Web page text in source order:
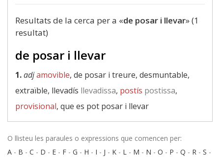
Resultats de la cerca per a «de posar i llevar» (1
resultat)
de posar i llevar
1.adjamovible, de posar i treure, desmuntable,
extraïble, llevadís llevadissa, postís postissa,
provisional, que es pot posar i llevar
O llisteu les paraules o expressions que comencen per:
A - B - C - D - E - F - G - H - I - J - K - L - M - N - O - P - Q - R - S -